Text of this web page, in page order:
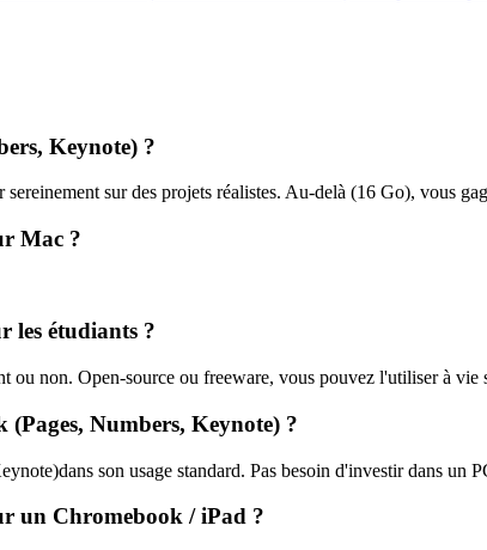
Keynote) ?
sereinement sur des projets réalistes. Au-delà (16 Go), vous
Mac ?
les étudiants ?
ou non. Open-source ou freeware, vous pouvez l'utiliser à vie
(Pages, Numbers, Keynote) ?
dans son usage standard. Pas besoin d'investir dans un
un Chromebook / iPad ?